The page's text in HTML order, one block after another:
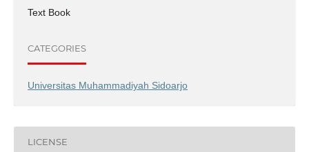
Text Book
CATEGORIES
Universitas Muhammadiyah Sidoarjo
LICENSE